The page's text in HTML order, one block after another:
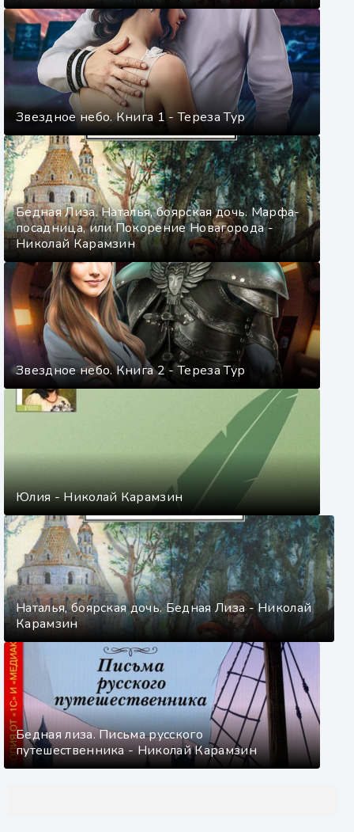
Звездное небо. Книга 1 - Тереза Тур
Бедная Лиза. Наталья, боярская дочь. Марфа-
посадница, или Покорение Новагорода -
Николай Карамзин
Звездное небо. Книга 2 - Тереза Тур
Юлия - Николай Карамзин
Наталья, боярская дочь. Бедная Лиза - Николай
Карамзин
Бедная лиза. Письма русского
путешественника - Николай Карамзин